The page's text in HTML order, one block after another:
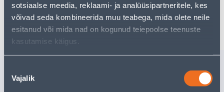
sotsiaalse meedia, reklaami- ja analüüsipartneritele, kes
võivad seda kombineerida muu teabega, mida olete neile
esitanud või mida nad on kogunud teiepoolse teenuste
kasutamise käigus.
valik
Vajalik
Доставка невозможна
ÄMBER